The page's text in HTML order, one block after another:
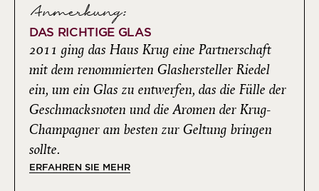
Anmerkung:
DAS RICHTIGE GLAS
2011 ging das Haus Krug eine Partnerschaft
mit dem renommierten Glashersteller Riedel
ein, um ein Glas zu entwerfen, das die Fülle der
Geschmacksnoten und die Aromen der Krug-
Champagner am besten zur Geltung bringen
sollte.
ERFAHREN SIE MEHR